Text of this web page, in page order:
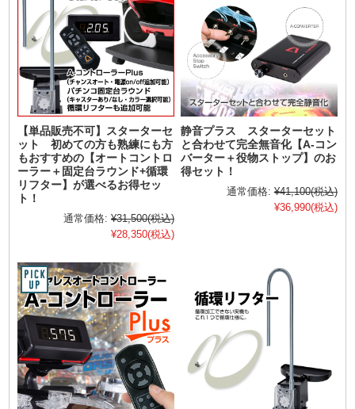
【単品販売不可】スターターセ
ット 初めての方も熟練にも方
もおすすめの【オートコントロ
ーラー＋固定台ラウンド+循環
リフター】が選べるお得セッ
ト！
通常価格: ¥31,500(税込)
¥28,350(税込)
静音プラス スターターセット
と合わせて完全無音化【A-コン
バーター＋役物ストップ】のお
得セット！
通常価格: ¥41,100(税込)
¥36,990(税込)